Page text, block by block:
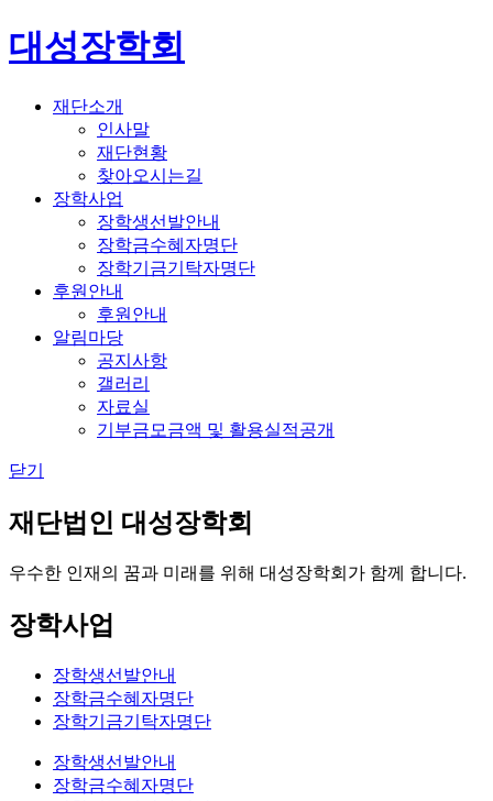
대성장학회
재단소개
인사말
재단현황
찾아오시는길
장학사업
장학생선발안내
장학금수혜자명단
장학기금기탁자명단
후원안내
후원안내
알림마당
공지사항
갤러리
자료실
기부금모금액 및 활용실적공개
닫기
재단법인 대성장학회
우수한 인재의 꿈과 미래를 위해 대성장학회가 함께 합니다.
장학사업
장학생선발안내
장학금수혜자명단
장학기금기탁자명단
장학생선발안내
장학금수혜자명단